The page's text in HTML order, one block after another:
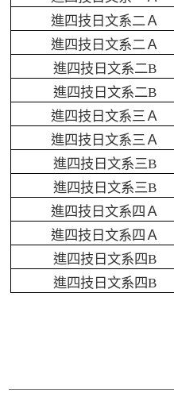
進四技日文系二Ａ
進四技日文系二Ａ
進四技日文系二B
進四技日文系二B
進四技日文系三Ａ
進四技日文系三Ａ
進四技日文系三B
進四技日文系三B
進四技日文系四Ａ
進四技日文系四Ａ
進四技日文系四B
進四技日文系四B